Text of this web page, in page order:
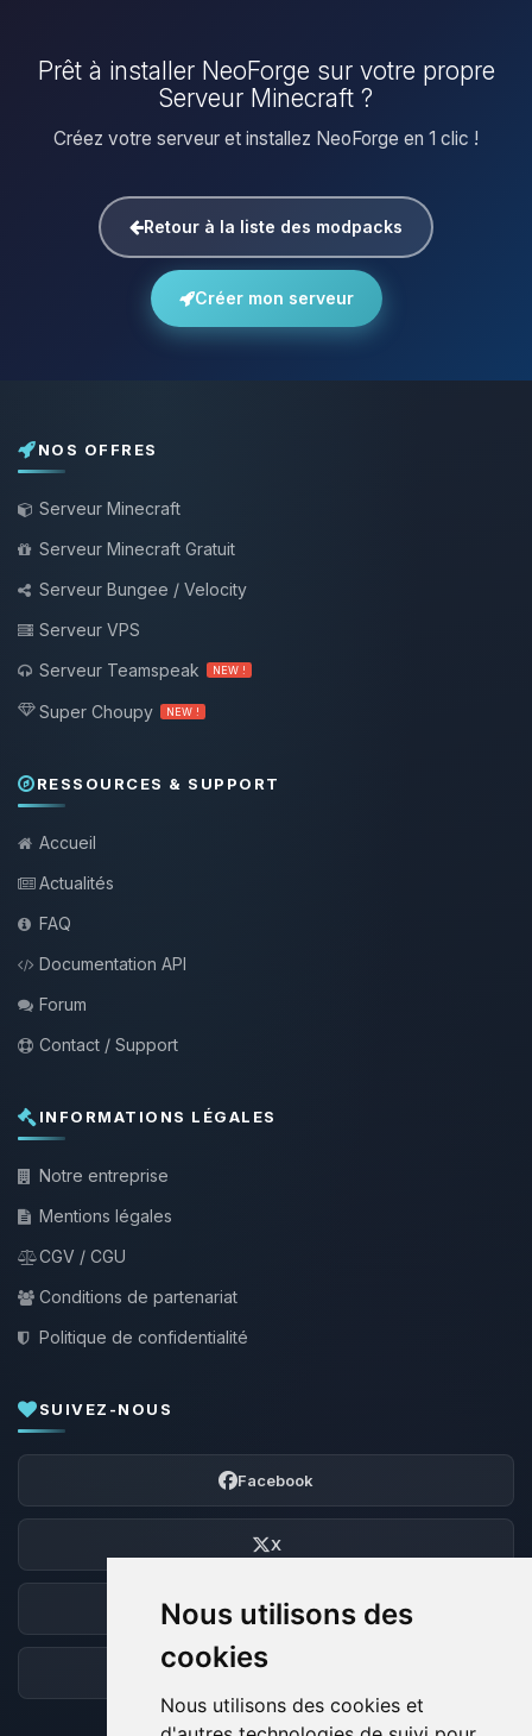
Nous utilisons des
cookies
Nous utilisons des cookies et
Prêt à installer NeoForge sur votre propre
Serveur Minecraft ?
Créez votre serveur et installez NeoForge en 1 clic !
Retour à la liste des modpacks
Créer mon serveur
NOS OFFRES
Serveur Minecraft
Serveur Minecraft Gratuit
Serveur Bungee / Velocity
Serveur VPS
Serveur Teamspeak
NEW !
Super Choupy NEW !
RESSOURCES & SUPPORT
Accueil
Actualités
FAQ
Documentation API
Forum
Contact / Support
INFORMATIONS LÉGALES
Notre entreprise
Mentions légales
CGV / CGU
Conditions de partenariat
Politique de confidentialité
SUIVEZ-NOUS
Facebook
X
Discord
Forum